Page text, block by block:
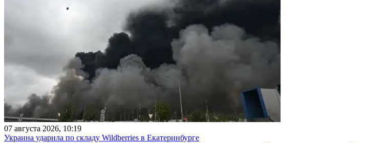
07 августа 2026, 10:19
Украина ударила по складу Wildberries в Екатеринбурге